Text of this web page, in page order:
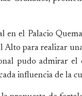
en el Palacio
para realizar
pudo admirar el
influencia de la